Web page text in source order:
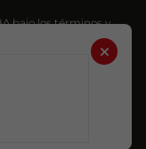
bajo los términos y
Términos de servicio